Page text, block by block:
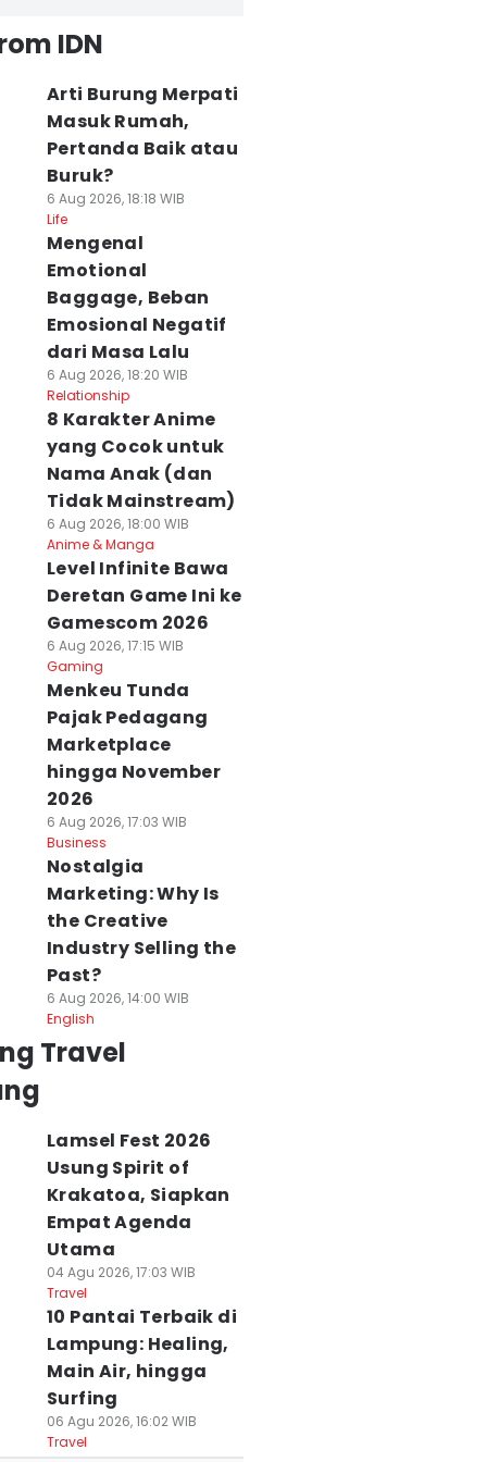
IDN
Arti Burung Merpati
Masuk Rumah,
Pertanda Baik atau
Buruk?
6 Aug 2026, 18:18 WIB
Life
Mengenal
Emotional
Baggage, Beban
Emosional Negatif
dari Masa Lalu
6 Aug 2026, 18:20 WIB
Relationship
8 Karakter Anime
yang Cocok untuk
Nama Anak (dan
Tidak Mainstream)
6 Aug 2026, 18:00 WIB
Anime & Manga
Level Infinite Bawa
Deretan Game Ini ke
Gamescom 2026
6 Aug 2026, 17:15 WIB
Gaming
Menkeu Tunda
Pajak Pedagang
Marketplace
hingga November
2026
6 Aug 2026, 17:03 WIB
Business
Nostalgia
Marketing: Why Is
the Creative
Industry Selling the
Past?
6 Aug 2026, 14:00 WIB
English
Travel
Lamsel Fest 2026
Usung Spirit of
Krakatoa, Siapkan
Empat Agenda
Utama
04 Agu 2026, 17:03 WIB
Travel
10 Pantai Terbaik di
Lampung: Healing,
Main Air, hingga
Surfing
06 Agu 2026, 16:02 WIB
Travel